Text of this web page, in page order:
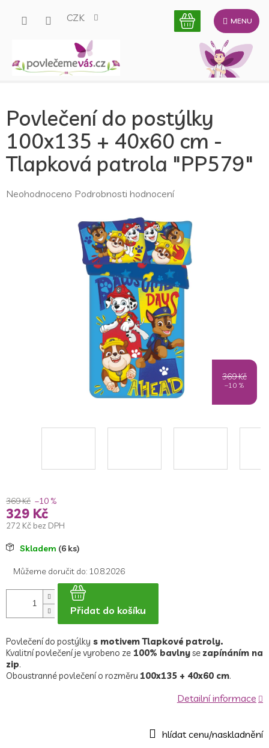
CZK
Povlečení do postýlky
100x135 + 40x60 cm -
Tlapková patrola "PP579"
Průměrné
Neohodnoceno Podrobnosti hodnocení
369 Kč
–10 %
369 Kč –10 %
329 Kč
272 Kč bez DPH
MěrnáSkladem (6 ks)
Můžeme doručit do: 10.8.2026
Přidat do košíku
Povlečení do postýlky s motivem Tlapkové patroly.
Kvalitní povlečení je vyrobeno ze 100% bavlnyse zapínáním na
zip.
Oboustranné povlečení o rozměru 100x135 + 40x60 cm.
Detailní informace